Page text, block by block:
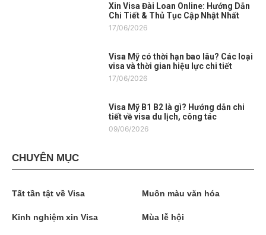
Xin Visa Đài Loan Online: Hướng Dẫn
Chi Tiết & Thủ Tục Cập Nhật Nhất
17/06/2026
Visa Mỹ có thời hạn bao lâu? Các loại
visa và thời gian hiệu lực chi tiết
17/06/2026
Visa Mỹ B1 B2 là gì? Hướng dẫn chi
tiết về visa du lịch, công tác
09/06/2026
CHUYÊN MỤC
Tất tần tật về Visa Muôn màu văn hóa
Kinh nghiệm xin Visa Mùa lễ hội